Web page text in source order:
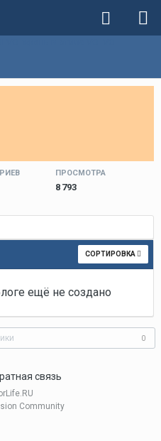
ПРОСМОТРА
8 793
СОРТИРОВКА
ещё не создано
0
связь
Community